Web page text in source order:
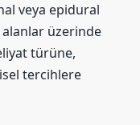
veya epidural
üzerinde
türüne,
tercihlere